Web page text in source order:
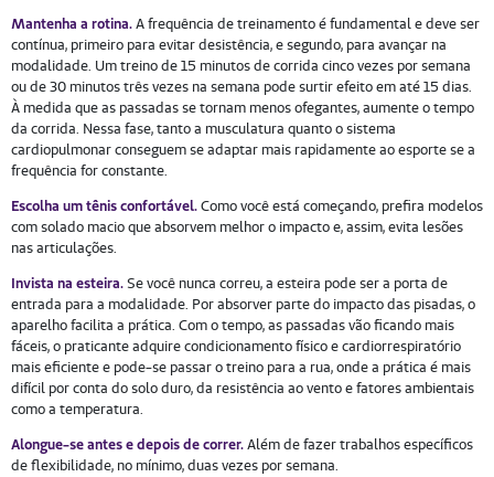
Mantenha a rotina.A frequência de treinamento é fundamental e deve ser
contínua, primeiro para evitar desistência, e segundo, para avançar na
modalidade. Um treino de 15 minutos de corrida cinco vezes por semana
ou de 30 minutos três vezes na semana pode surtir efeito em até 15 dias.
À medida que as passadas se tornam menos ofegantes, aumente o tempo
da corrida. Nessa fase, tanto a musculatura quanto o sistema
cardiopulmonar conseguem se adaptar mais rapidamente ao esporte se a
frequência for constante.
Escolha um tênis confortável.Como você está começando, prefira modelos
com solado macio que absorvem melhor o impacto e, assim, evita lesões
nas articulações.
Invista na esteira. Se você nunca correu, a esteira pode ser a porta de
entrada para a modalidade. Por absorver parte do impacto das pisadas, o
aparelho facilita a prática. Com o tempo, as passadas vão ficando mais
fáceis, o praticante adquire condicionamento físico e cardiorrespiratório
mais eficiente e pode-se passar o treino para a rua, onde a prática é mais
difícil por conta do solo duro, da resistência ao vento e fatores ambientais
como a temperatura.
Alongue-se antes e depois de correr.Além de fazer trabalhos específicos
de flexibilidade, no mínimo, duas vezes por semana.